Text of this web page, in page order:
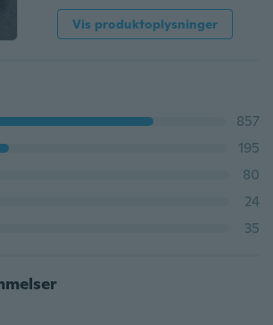
Vis produktoplysninger
857
195
80
24
35